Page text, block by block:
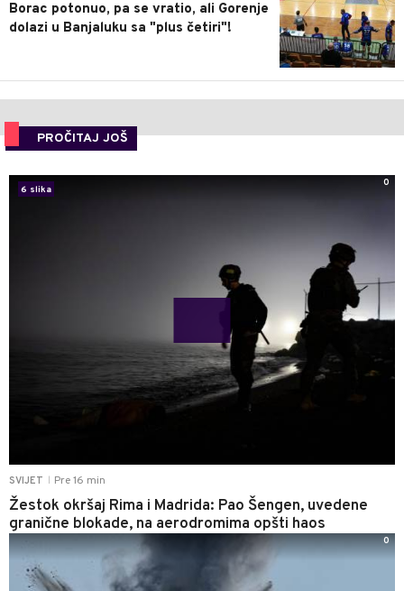
Borac potonuo, pa se vratio, ali Gorenje
dolazi u Banjaluku sa "plus četiri"!
PROČITAJ JOŠ
SVIJET Pre 16 min
Žestok okršaj Rima i Madrida: Pao Šengen, uvedene
granične blokade, na aerodromima opšti haos
6 slika
0
0